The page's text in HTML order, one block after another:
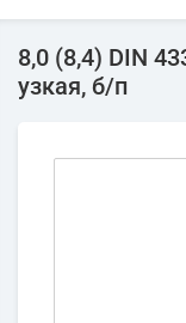
8,0 (8,4) DIN
узкая, б/п